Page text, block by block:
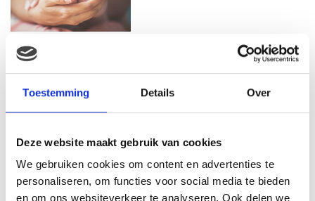
Toestemming Details Over
Deze website maakt gebruik van cookies
We gebruiken cookies om content en advertenties te
personaliseren, om functies voor social media te bieden
en om ons websiteverkeer te analyseren. Ook delen we
FOTO: SAAR KONINGSBERGER
MET DOCHTERTJE SCOTTIE
GEZINSFOTO MET HAAR
MANNEN